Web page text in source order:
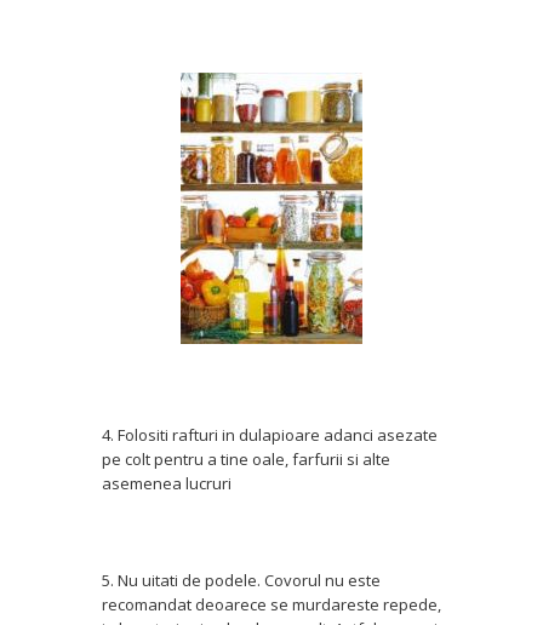
4. Folositi rafturi in dulapioare adanci asezate
pe colt pentru a tine oale, farfurii si alte
asemenea lucruri
5. Nu uitati de podele. Covorul nu este
recomandat deoarece se murdareste repede,